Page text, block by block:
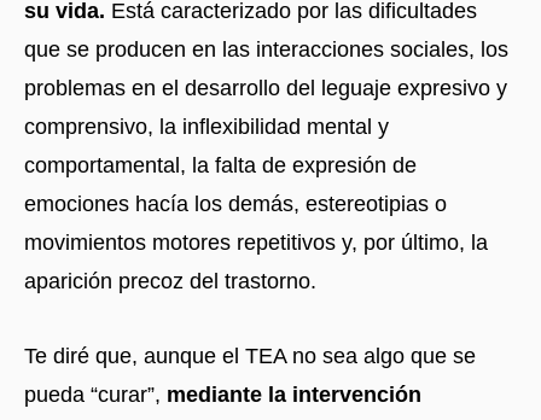
su vida. Está caracterizado por las dificultades
que se producen en las interacciones sociales, los
problemas en el desarrollo del leguaje expresivo y
comprensivo, la inflexibilidad mental y
comportamental, la falta de expresión de
emociones hacía los demás, estereotipias o
movimientos motores repetitivos y, por último, la
aparición precoz del trastorno.
Te diré que, aunque el TEA no sea algo que se
pueda “curar”, mediante la intervención